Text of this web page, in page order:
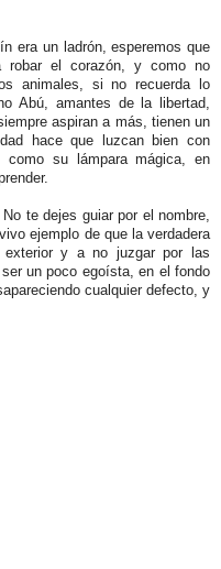
era un ladrón, esperemos que
robar el corazón, y como no
animales, si no recuerda lo
Abú, amantes de la libertad,
aspiran a más, tienen un
hace que luzcan bien con
su lámpara mágica, en
No te dejes guiar por el nombre,
ejemplo de que la verdadera
y a no juzgar por las
un poco egoísta, en el fondo
cualquier defecto, y